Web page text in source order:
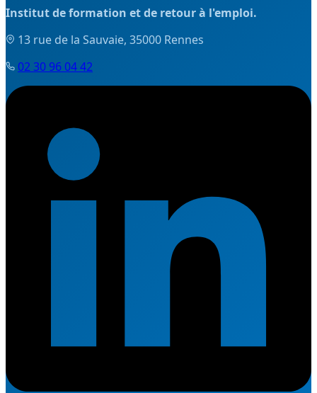
Institut de formation et de retour à l'emploi.
13 rue de la Sauvaie, 35000 Rennes
02 30 96 04 42